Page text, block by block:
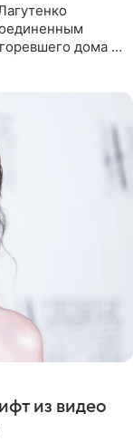
дома в
из видео